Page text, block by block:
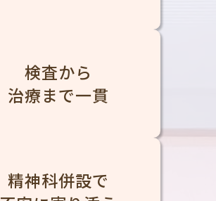
検査から
治療まで一貫
精神科併設で